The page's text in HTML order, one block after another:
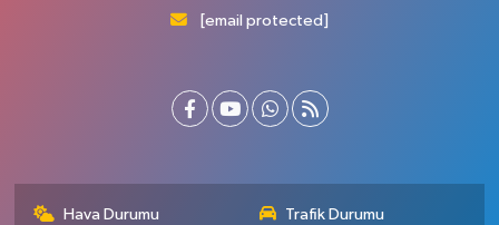
[email protected]
Hava Durumu Trafik Durumu